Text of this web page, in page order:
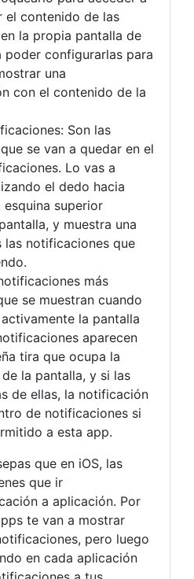
el contenido de las
la propia pantalla de
poder configurarlas para
una
con el contenido de la
Son las
se van a quedar en el
Lo vas a
el dedo hacia
superior
y muestra una
las notificaciones que
más
se muestran cuando
la pantalla
aparecen
tira que ocupa la
la pantalla, y si las
de ellas, la notificación
de notificaciones si
a esta app.
que en iOS, las
que ir
a aplicación. Por
te van a mostrar
pero luego
en cada aplicación